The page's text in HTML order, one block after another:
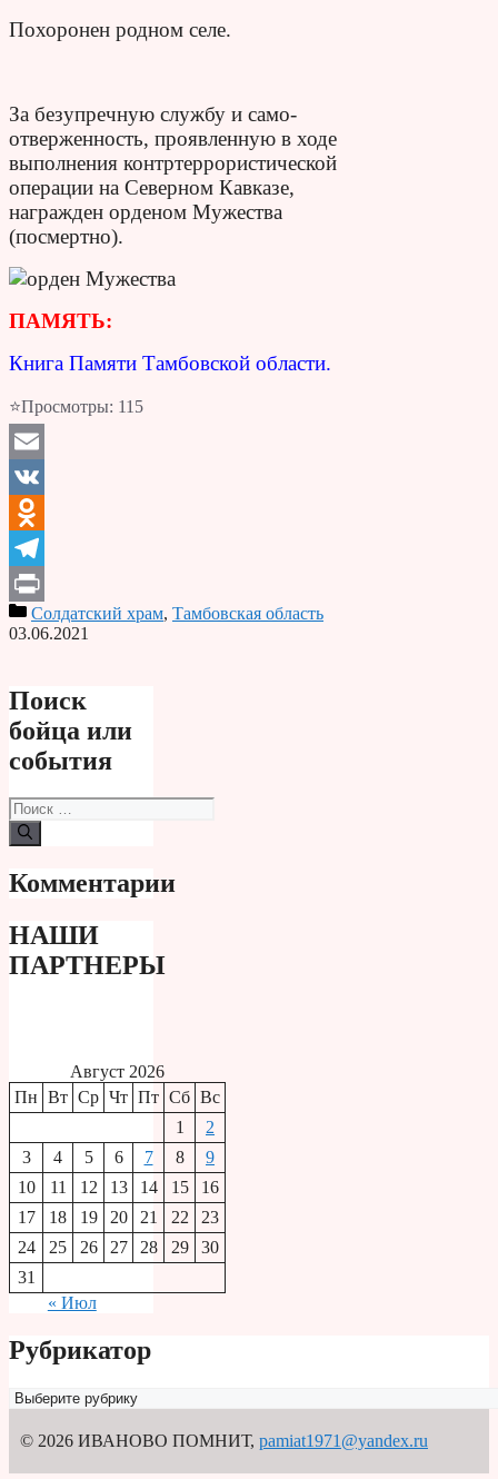
Похоронен родном селе.
За безупречную службу и само­
отверженность, проявленную в ходе
выполнения контртеррористической
операции на Северном Кавказе,
награжден орденом Мужества
(посмертно).
ПАМЯТЬ:
Книга Памяти Тамбовской области.
⭐Просмотры: 115
Email
VK
Odnoklassniki
Telegram
PrintСолдатский храм, Тамбовская область
03.06.2021
Поиск
бойца или
события
Поиск:
Комментарии
НАШИ
ПАРТНЕРЫ
Август 2026
Пн Вт Ср Чт Пт Сб Вс
1
2
3
4 5 6 7 8
9
10
11 12 13 14 15
16
17
18 19 20 21 22
23
24
25 26 27 28 29
30
31
« Июл
Рубрикатор
Рубрикатор
© 2026 ИВАНОВО ПОМНИТ, pamiat1971@yandex.ru